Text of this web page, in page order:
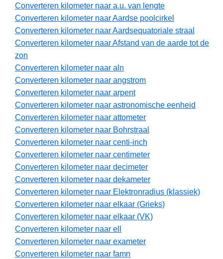
Converteren kilometer naar a.u. van lengte
Converteren kilometer naar Aardse poolcirkel
Converteren kilometer naar Aardsequatoriale straal
Converteren kilometer naar Afstand van de aarde tot de
zon
Converteren kilometer naar aln
Converteren kilometer naar angstrom
Converteren kilometer naar arpent
Converteren kilometer naar astronomische eenheid
Converteren kilometer naar attometer
Converteren kilometer naar Bohrstraal
Converteren kilometer naar centi-inch
Converteren kilometer naar centimeter
Converteren kilometer naar decimeter
Converteren kilometer naar dekameter
Converteren kilometer naar Elektronradius (klassiek)
Converteren kilometer naar elkaar (Grieks)
Converteren kilometer naar elkaar (VK)
Converteren kilometer naar ell
Converteren kilometer naar exameter
Converteren kilometer naar famn